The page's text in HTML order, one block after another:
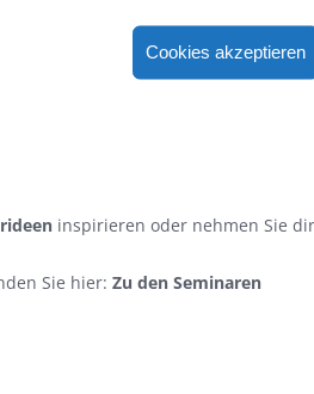
Cookies akzeptieren
inspirieren oder nehmen Sie
Sie hier: Zu den Seminaren